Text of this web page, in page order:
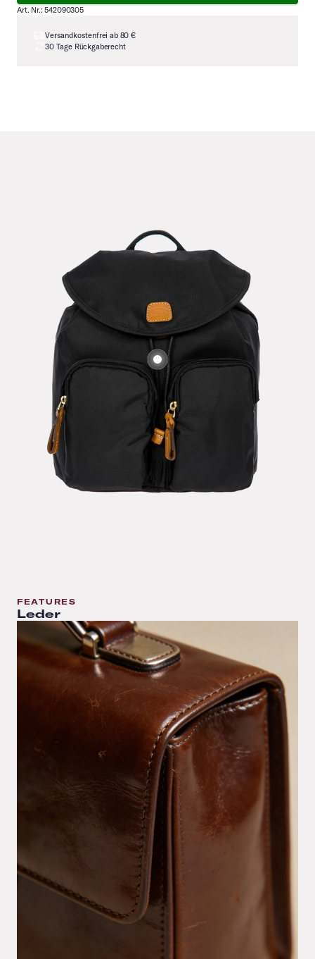
Art. Nr.: 542090305
Versandkostenfrei ab 80 €
30 Tage Rückgaberecht
FEATURES
Leder